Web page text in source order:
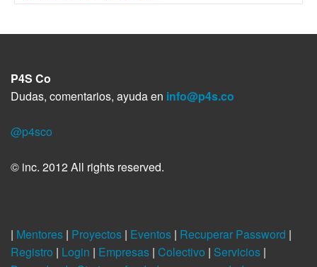
P4S Co
Dudas, comentarios, ayuda en info@p4s.co
@p4sco
© inc. 2012 All rights reserved.
| Mentores | Proyectos | Eventos | Recuperar Password |
Registro | Login | Empresas | Colectivo | Servicios |